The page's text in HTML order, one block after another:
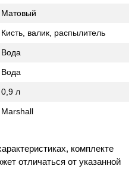
Матовый
Кисть, валик, распылитель
Вода
Вода
0,9 л
Marshall
комплекте
отличаться от указанной